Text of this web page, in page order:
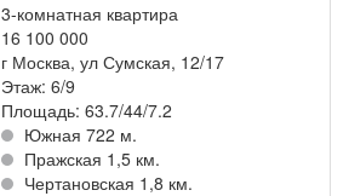
3-комнатная квартира
16 100 000
г Москва, ул Сумская, 12/17
Этаж: 6/9
Площадь: 63.7/44/7.2
Южная 722 м.
Пражская 1,5 км.
Чертановская 1,8 км.